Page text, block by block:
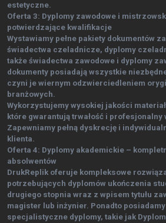
estetyczne.
Oferta 3: Dyplomy zawodowe i
potwierdzające kwalifikacje
Wystawiamy pełne pakiety dokumentów
świadectwa czeladnicze, dyplomy
także świadectwa zawodowe i dyplomy
dokumenty posiadają wszystkie
czyni je wiernym odzwierciedleniem
branżowych.
Wykorzystujemy wysokiej jakości
które gwarantują trwałość i profesjonalny
Zapewniamy pełną dyskrecję i
klienta.
Oferta 4: Dyplomy akademickie –
absolwentów
DrukReplik oferuje kompleksowe
potrzebujących dyplomów ukończenia
drugiego stopnia wraz z wpisem tytułu
magister lub inżynier. Ponadto
specjalistyczne dyplomy, takie jak